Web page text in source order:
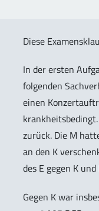
Diese
In der ersten
folgenden
einen
zurück. Die M
an den K
des E gegen K und
Gegen K war